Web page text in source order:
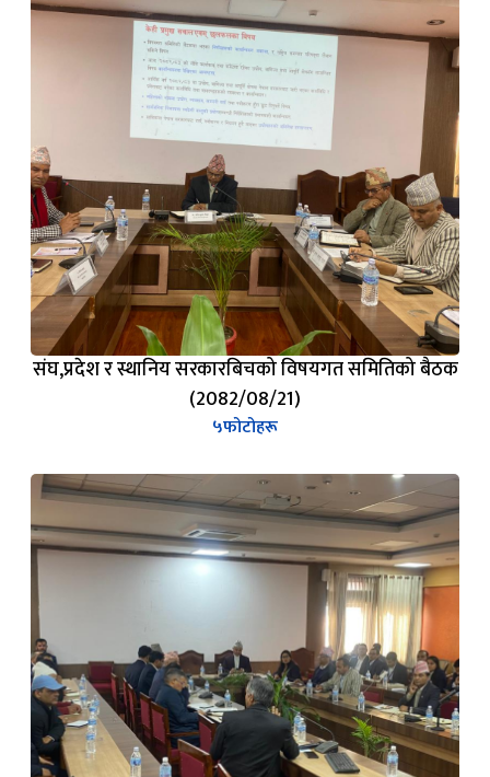
संघ,प्रदेश र स्थानिय सरकारबिचको विषयगत समितिको बैठक
(2082/08/21)
५फोटोहरू